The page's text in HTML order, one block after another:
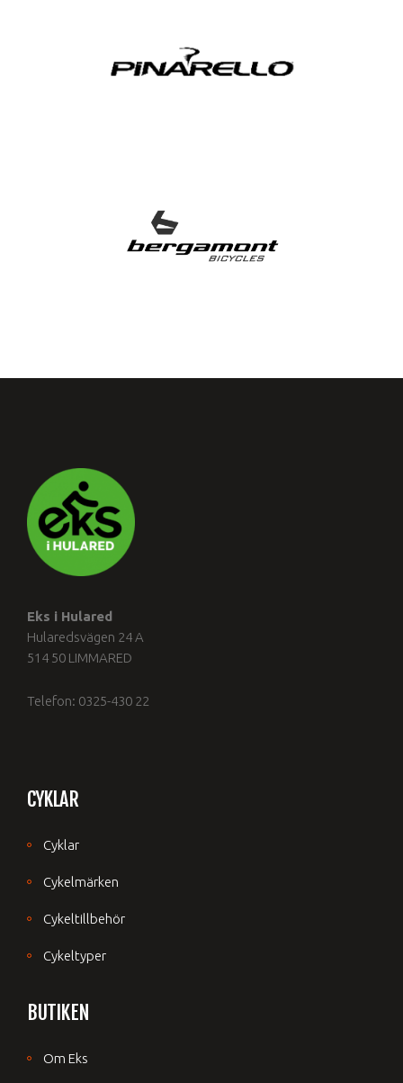
Eks i Hulared
Hularedsvägen 24 A
514 50 LIMMARED
Telefon: 0325-430 22
CYKLAR
Cyklar
Cykelmärken
Cykeltillbehör
Cykeltyper
BUTIKEN
Om Eks